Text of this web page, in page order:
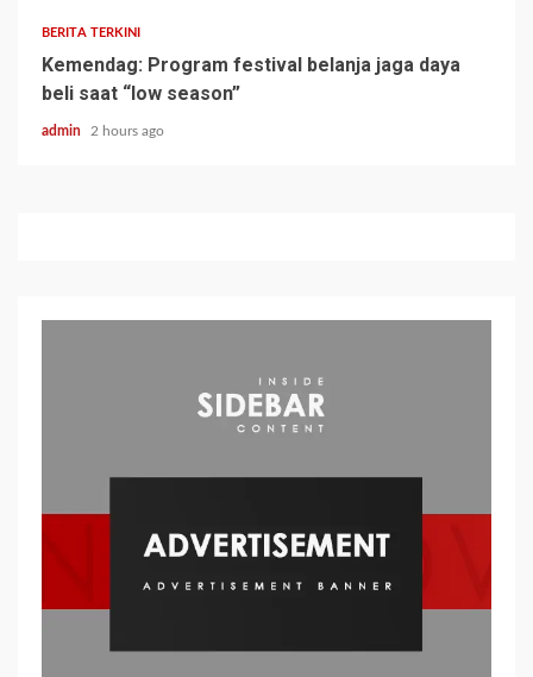
BERITA TERKINI
Kemendag: Program festival belanja jaga daya
beli saat “low season”
admin 2 hours ago